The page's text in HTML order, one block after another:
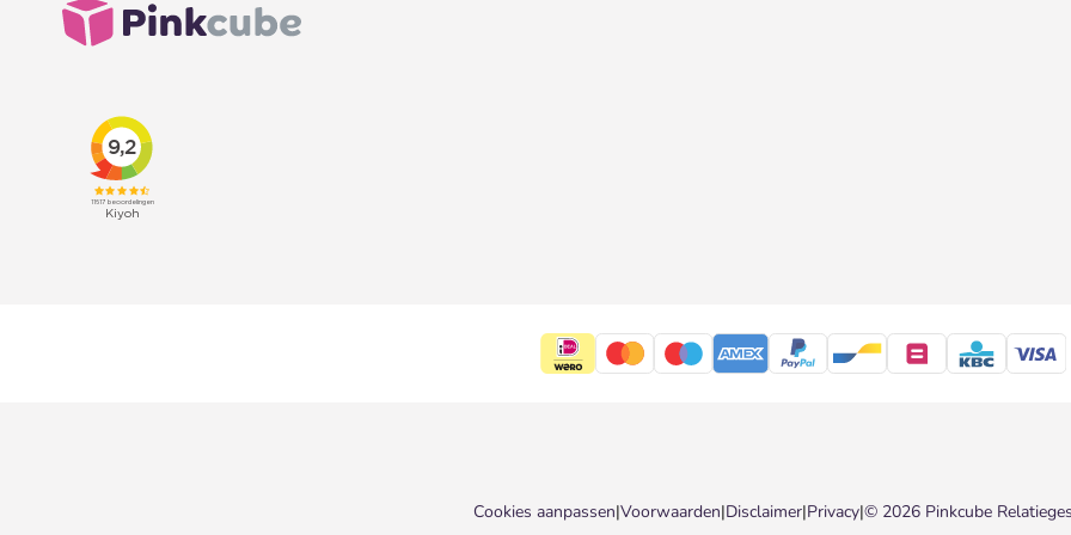
Cookies aanpassen|Voorwaarden|Disclaimer|Privacy|© 2026 Pinkcube